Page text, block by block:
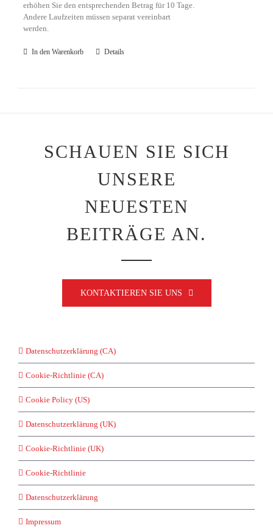
erhöhen Sie den entsprechenden Betrag für 10 Tage.
Andere Laufzeiten müssen separat vereinbart
werden.
In den Warenkorb Details
SCHAUEN SIE SICH
UNSERE
NEUESTEN
BEITRÄGE AN.
KONTAKTIEREN SIE UNS
Datenschutzerklärung (CA)
Cookie-Richtlinie (CA)
Cookie Policy (US)
Datenschutzerklärung (UK)
Cookie-Richtlinie (UK)
Cookie-Richtlinie
Datenschutzerklärung
Impressum